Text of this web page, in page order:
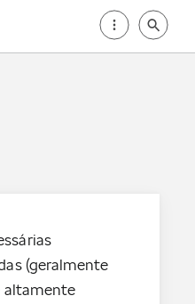
(geralmente
altamente